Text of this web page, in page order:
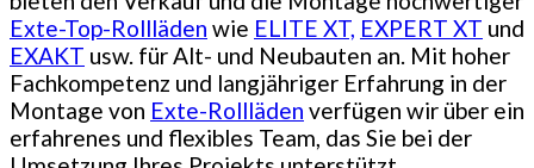
Exte-Top-Rollläden wie ELITE XT, EXPERT XT und
EXAKT usw. für Alt- und Neubauten an. Mit hoher
Fachkompetenz und langjähriger Erfahrung in der
Montage von Exte-Rollläden verfügen wir über ein
erfahrenes und flexibles Team, das Sie bei der